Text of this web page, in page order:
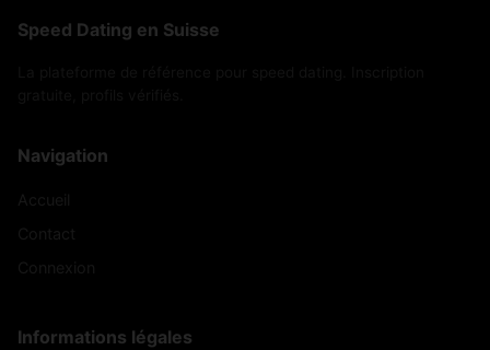
Speed Dating en Suisse
Navigation
Informations légales